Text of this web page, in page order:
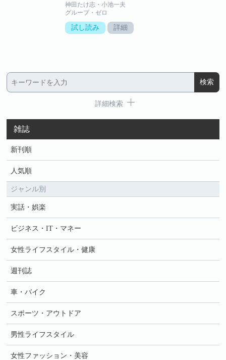
神田たけ志・小池一夫
グループ・ゼロ
試し読み 詳細
詳細検索
雑誌
新刊順
人気順
ジャンル別
実話・娯楽
ビジネス・IT・マネー
女性ライフスタイル・健康
週刊誌
車・バイク
スポーツ・アウトドア
男性ライフスタイル
女性ファッション・美容